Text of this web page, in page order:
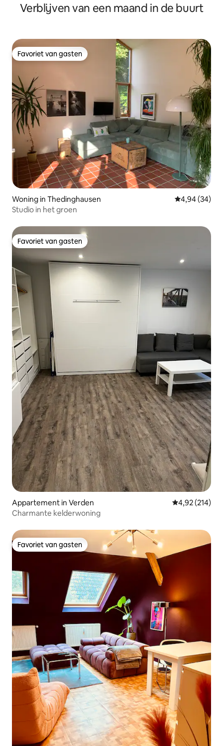
Verblijven van een maand in de buurt
Favoriet van gasten
Favoriet van gasten
Woning in Thedinghausen Gemiddelde
4,94 (34)
Studio in het groen
Favoriet van gasten
Favoriet van gasten
Appartement in Verden Gemiddelde
4,92 (214)
Charmante kelderwoning
Favoriet van gasten
Favoriet van gasten